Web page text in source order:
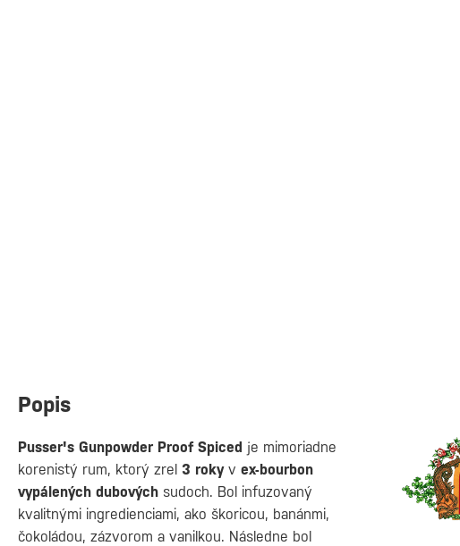
Popis
Pusser's Gunpowder Proof Spiced je mimoriadne
korenistý rum, ktorý zrel 3 rokyv ex-bourbon
vypálených dubových sudoch. Bol infuzovaný
kvalitnými ingredienciami, ako škoricou, banánmi,
čokoládou, zázvorom a vanilkou. Následne bol